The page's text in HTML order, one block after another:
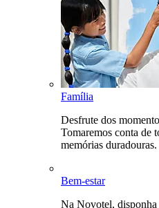
Família
Desfrute dos
Tomaremos conta de
memórias duradouras.
Bem-estar
Na Novotel, disponha